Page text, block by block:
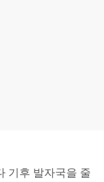
기후 발자국을 줄